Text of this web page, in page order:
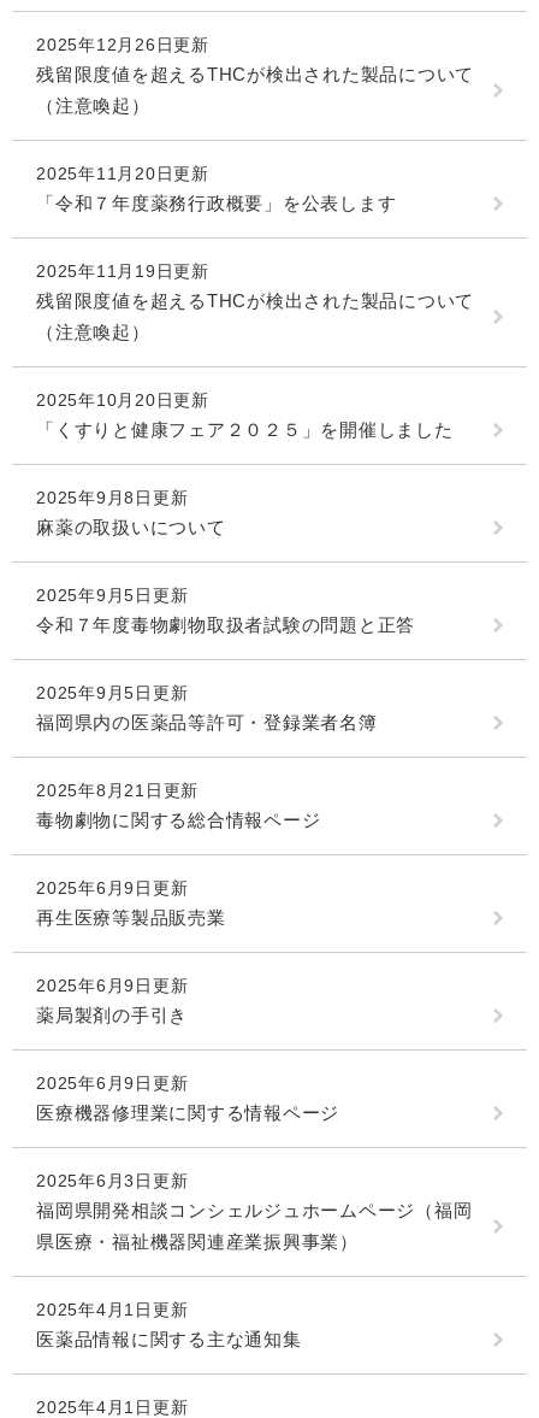
2025年12月26日更新
残留限度値を超えるTHCが検出された製品について
（注意喚起）
2025年11月20日更新
「令和７年度薬務行政概要」を公表します
2025年11月19日更新
残留限度値を超えるTHCが検出された製品について
（注意喚起）
2025年10月20日更新
「くすりと健康フェア２０２５」を開催しました
2025年9月8日更新
麻薬の取扱いについて
2025年9月5日更新
令和７年度毒物劇物取扱者試験の問題と正答
2025年9月5日更新
福岡県内の医薬品等許可・登録業者名簿
2025年8月21日更新
毒物劇物に関する総合情報ページ
2025年6月9日更新
再生医療等製品販売業
2025年6月9日更新
薬局製剤の手引き
2025年6月9日更新
医療機器修理業に関する情報ページ
2025年6月3日更新
福岡県開発相談コンシェルジュホームページ（福岡
県医療・福祉機器関連産業振興事業）
2025年4月1日更新
医薬品情報に関する主な通知集
2025年4月1日更新